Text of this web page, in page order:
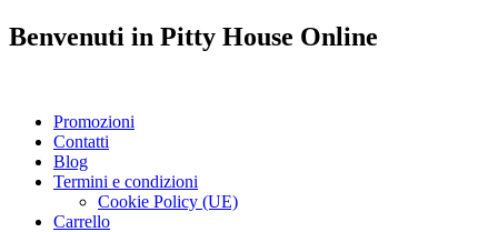
Benvenuti in Pitty House Online
Promozioni
Contatti
Blog
Termini e condizioni
Cookie Policy (UE)
Carrello